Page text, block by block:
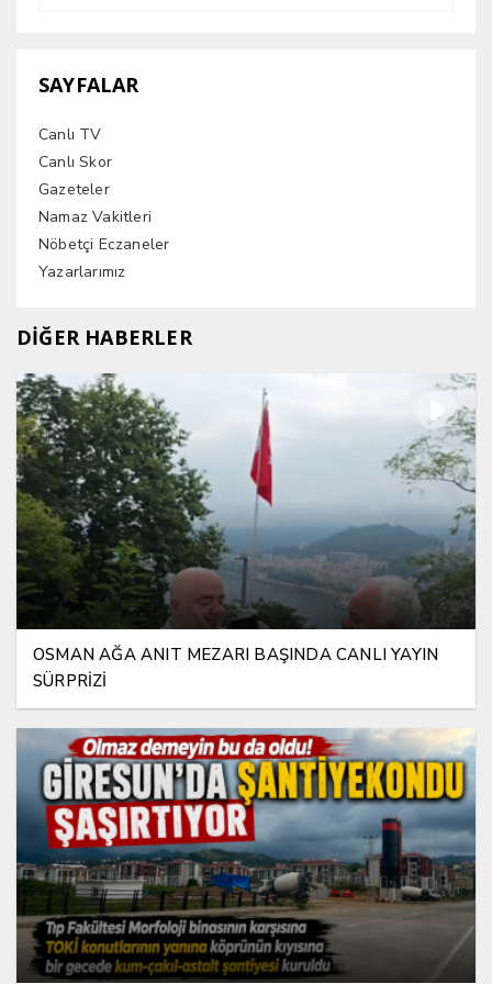
SAYFALAR
Canlı TV
Canlı Skor
Gazeteler
Namaz Vakitleri
Nöbetçi Eczaneler
Yazarlarımız
DİĞER HABERLER
OSMAN AĞA ANIT MEZARI BAŞINDA CANLI YAYIN
SÜRPRİZİ